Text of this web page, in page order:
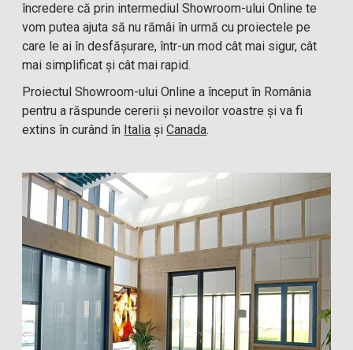
încredere că prin intermediul Showroom-ului Online te
vom putea ajuta să nu rămâi în urmă cu proiectele pe
care le ai în desfășurare, într-un mod cât mai sigur, cât
mai simplificat și cât mai rapid.
Proiectul Showroom-ului Online a început în România
pentru a răspunde cererii și nevoilor voastre și va fi
extins în curând în Italia șiCanada.